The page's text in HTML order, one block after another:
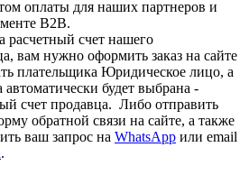
оплаты для наших партнеров и
B2B.
расчетный счет нашего
вам нужно оформить заказ на сайте
плательщика Юридическое лицо, а
автоматически будет выбрана -
счет продавца. Либо отправить
обратной связи на сайте, а также
ваш запрос на WhatsApp или email
.